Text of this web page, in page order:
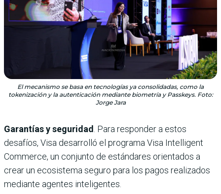
El mecanismo se basa en tecnologías ya consolidadas, como la
tokenización y la autenticación mediante biometría y Passkeys. Foto:
Jorge Jara
Garantías y seguridad . Para responder a estos
desafíos, Visa desarrolló el programa Visa Intelligent
Commerce, un conjunto de estándares orientados a
crear un ecosistema seguro para los pagos realizados
mediante agentes inteligentes.